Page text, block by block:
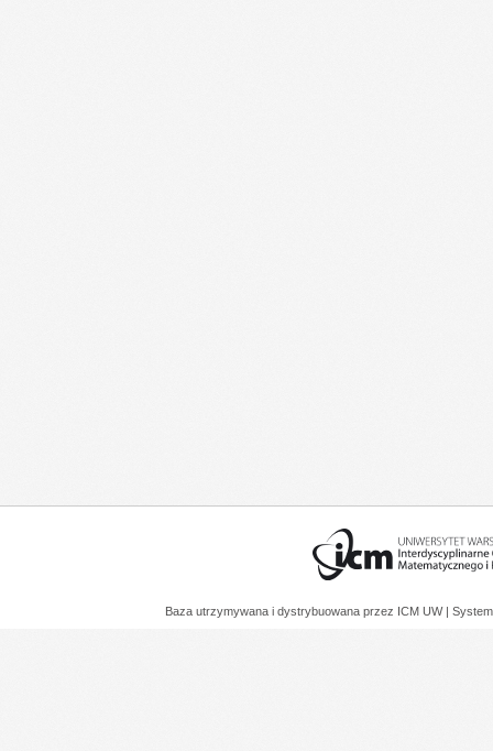
Baza utrzymywana i dystrybuowana przez ICM UW |